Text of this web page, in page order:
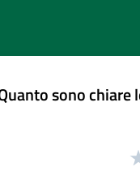
sono chiare